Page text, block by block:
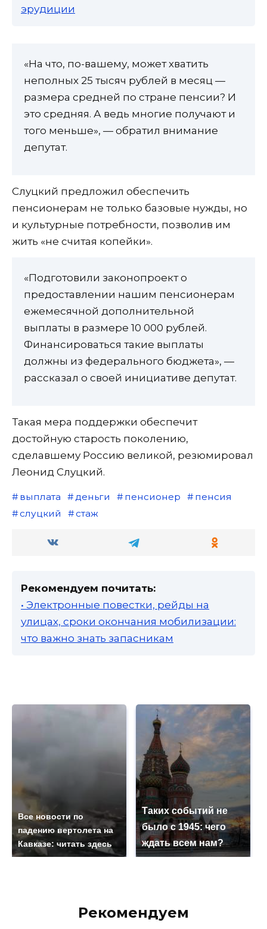
эрудиции
«На что, по-вашему, может хватить
неполных 25 тысяч рублей в месяц —
размера средней по стране пенсии? И
это средняя. А ведь многие получают и
того меньше», — обратил внимание
депутат.
Слуцкий предложил обеспечить
пенсионерам не только базовые нужды, но
и культурные потребности, позволив им
жить «не считая копейки».
«Подготовили законопроект о
предоставлении нашим пенсионерам
ежемесячной дополнительной
выплаты в размере 10 000 рублей.
Финансироваться такие выплаты
должны из федерального бюджета», —
рассказал о своей инициативе депутат.
Такая мера поддержки обеспечит
достойную старость поколению,
сделавшему Россию великой, резюмировал
Леонид Слуцкий.
выплата деньги пенсионер
пенсия
слуцкий
стаж
Рекомендуем почитать:
• Электронные повестки, рейды на
улицах, сроки окончания мобилизации:
что важно знать запасникам
Все новости по
падению вертолета на
Кавказе: читать здесь
Таких событий не
было с 1945: чего
ждать всем нам?
Рекомендуем